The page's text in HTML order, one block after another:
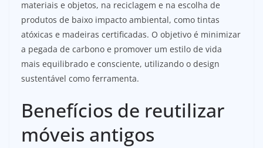
materiais e objetos, na reciclagem e na escolha de
produtos de baixo impacto ambiental, como tintas
atóxicas e madeiras certificadas. O objetivo é minimizar
a pegada de carbono e promover um estilo de vida
mais equilibrado e consciente, utilizando o design
sustentável como ferramenta.
Benefícios de reutilizar
móveis antigos